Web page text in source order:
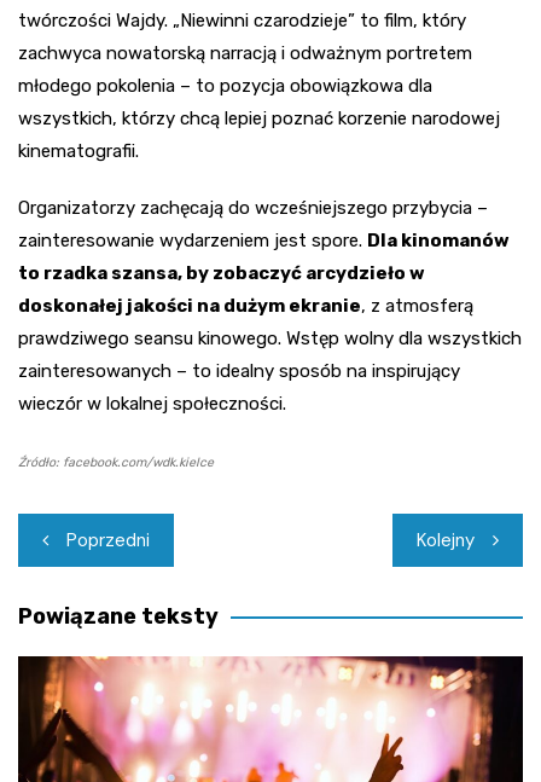
twórczości Wajdy. „Niewinni czarodzieje” to film, który
zachwyca nowatorską narracją i odważnym portretem
młodego pokolenia – to pozycja obowiązkowa dla
wszystkich, którzy chcą lepiej poznać korzenie narodowej
kinematografii.
Organizatorzy zachęcają do wcześniejszego przybycia –
zainteresowanie wydarzeniem jest spore. Dla kinomanów
to rzadka szansa, by zobaczyć arcydzieło w
doskonałej jakości na dużym ekranie, z atmosferą
prawdziwego seansu kinowego. Wstęp wolny dla wszystkich
zainteresowanych – to idealny sposób na inspirujący
wieczór w lokalnej społeczności.
Źródło: facebook.com/wdk.kielce
Nawigacja
wpisu
Poprzedni Kolejny
Powiązane teksty